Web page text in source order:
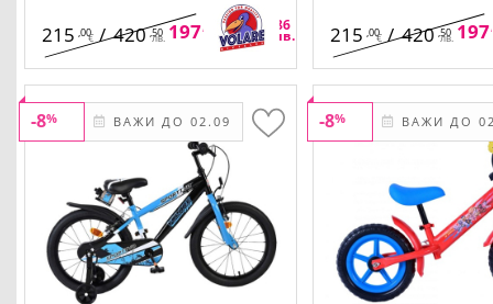
215 ,00€ /420 ,50
лв. 197,80 /386 ,86
лв. 215 ,00€ /420 ,50
лв. 197
ВАЖИ ДО 02.09
-8% ВАЖИ ДО
-8%